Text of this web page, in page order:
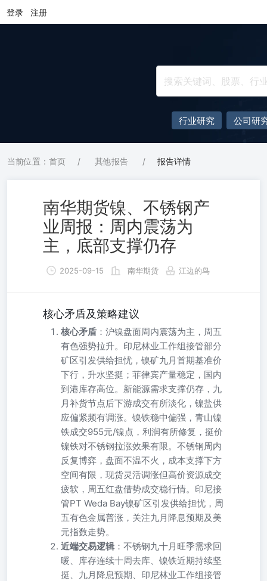
登录 注册
行业研究 公司研
当前位置：首页 / 其他报告 / 报告详情
南华期货镍、不锈钢产
业周报：周内震荡为
主，底部支撑仍存
2025-09-15 南华期货 江边的鸟
核心矛盾及策略建议
核心矛盾 ：沪镍盘面周内震荡为主，周五
有色强势拉升。印尼林业工作组接管部分
矿区引发供给担忧，镍矿九月首期基准价
下行，升水坚挺；菲律宾产量稳定，国内
到港库存高位。新能源需求支撑仍存，九
月补货节点后下游成交有所淡化，镍盐供
应偏紧频有调涨。镍铁稳中偏强，青山镍
铁成交955元/镍点，利润有所修复，挺价
镍铁对不锈钢拉涨效果有限。不锈钢周内
反复博弈，盘面不温不火，成本支撑下方
空间有限，现货灵活调涨但高价资源成交
疲软，周五红盘借势成交稳行情。印尼接
管PT Weda Bay镍矿区引发供给担忧，周
五有色金属普涨，关注九月降息预期及美
元指数走势。
近端交易逻辑 ：不锈钢九十月旺季需求回
暖、库存连续十周去库、镍铁近期持续坚
挺、九月降息预期、印尼林业工作组接管